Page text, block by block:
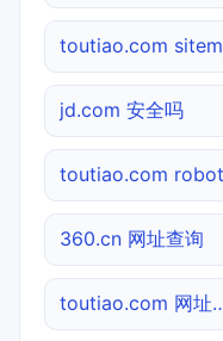
jd.com 安全吗
360.cn 网址查询